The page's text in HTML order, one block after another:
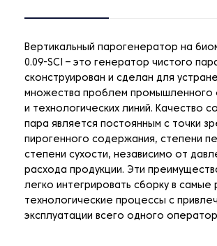
Вертикальный парогенератор на
0.09-SCI – это генератор чистого
сконструирован и сделан для
множества проблем промышленного
и технологических линий. Качество
пара является постоянным с точки
пирогенного содержания, степени
степени сухости, независимо от
расхода продукции. Эти
легко интегрировать сборку в самые
технологические процессы с
эксплуатации всего одного